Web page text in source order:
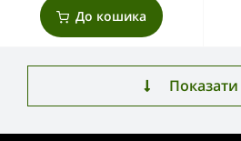
До кошика